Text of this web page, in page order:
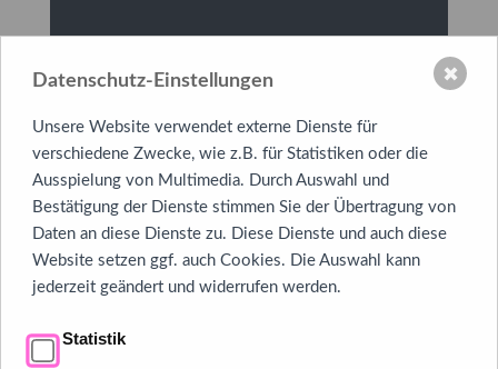
201105 DOLOMITEN JEHLETOUR
Datenschutz-Einstellungen
Unsere Website verwendet externe Dienste für
verschiedene Zwecke, wie z.B. für Statistiken oder die
Ausspielung von Multimedia. Durch Auswahl und
Bestätigung der Dienste stimmen Sie der Übertragung von
Daten an diese Dienste zu. Diese Dienste und auch diese
Website setzen ggf. auch Cookies. Die Auswahl kann
jederzeit geändert und widerrufen werden.
Statistik
✖